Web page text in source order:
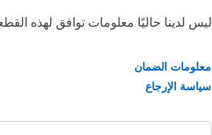
لدينا حاليًا معلومات توافق لهذه القطعة.
الضمان
الإرجاع